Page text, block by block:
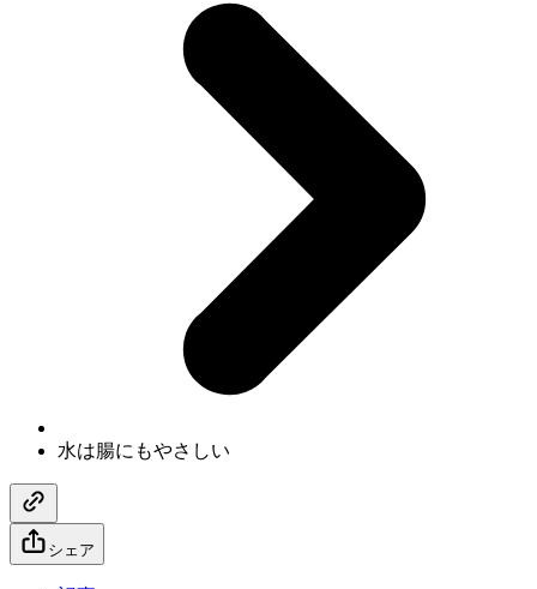
水は腸にもやさしい
シェア